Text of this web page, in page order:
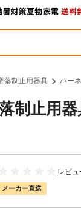
落制止用器具 ハー
制止
レビュ
メーカー直送